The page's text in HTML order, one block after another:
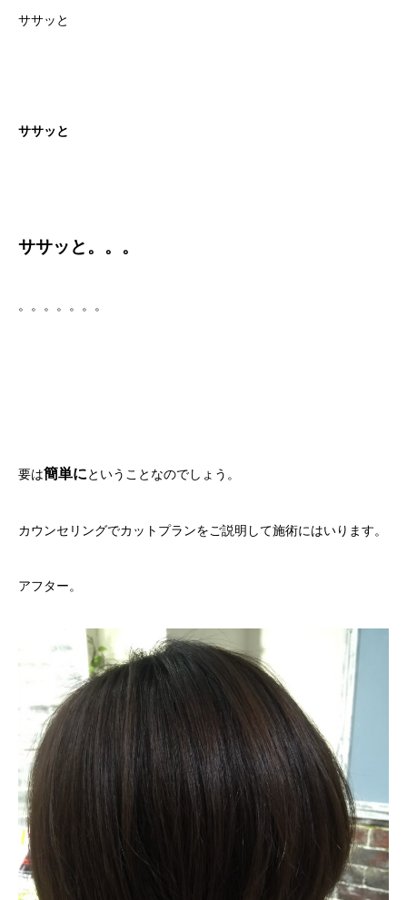
ササッと
ササッと
ササッと。。。
。。。。。。。
要は簡単にということなのでしょう。
カウンセリングでカットプランをご説明して施術にはいります。
アフター。